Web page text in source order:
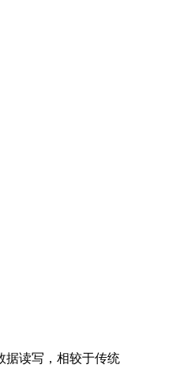
据读写，相较于传统